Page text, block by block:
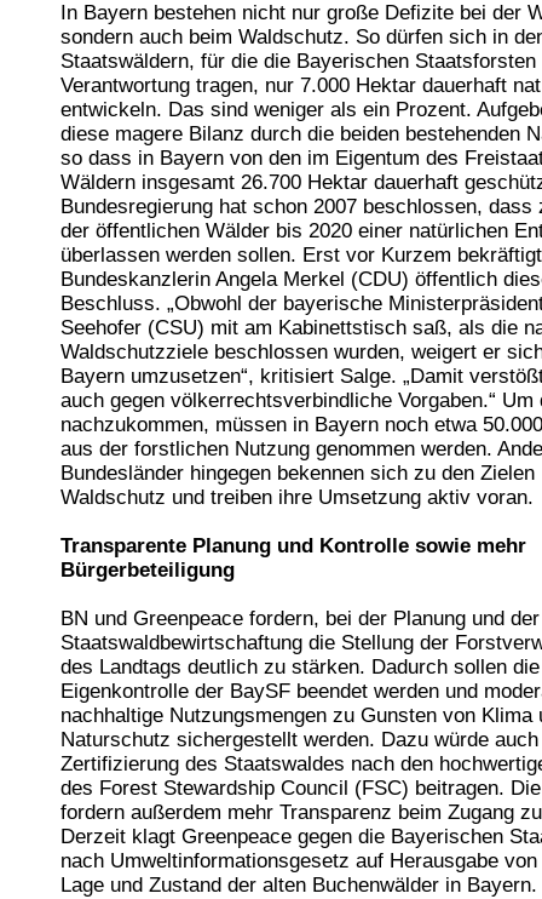
In Bayern bestehen nicht nur große Defizite bei der
sondern auch beim Waldschutz. So dürfen sich in
Staatswäldern, für die die Bayerischen
Verantwortung tragen, nur 7.000 Hektar dauerhaft
entwickeln. Das sind weniger als ein Prozent.
diese magere Bilanz durch die beiden bestehenden
so dass in Bayern von den im Eigentum des
Wäldern insgesamt 26.700 Hektar dauerhaft
Bundesregierung hat schon 2007 beschlossen, dass
der öffentlichen Wälder bis 2020 einer natürlichen
überlassen werden sollen. Erst vor Kurzem
Bundeskanzlerin Angela Merkel (CDU) öffentlich
Beschluss. „Obwohl der bayerische
Seehofer (CSU) mit am Kabinettstisch saß, als die
Waldschutzziele beschlossen wurden, weigert er
Bayern umzusetzen“, kritisiert Salge. „Damit
auch gegen völkerrechtsverbindliche Vorgaben.“ Um
nachzukommen, müssen in Bayern noch etwa
aus der forstlichen Nutzung genommen werden.
Bundesländer hingegen bekennen sich zu den Zielen
Waldschutz und treiben ihre Umsetzung aktiv voran.
Transparente Planung und Kontrolle sowie mehr
Bürgerbeteiligung
BN und Greenpeace fordern, bei der Planung und
Staatswaldbewirtschaftung die Stellung der
des Landtags deutlich zu stärken. Dadurch sollen die
Eigenkontrolle der BaySF beendet werden und
nachhaltige Nutzungsmengen zu Gunsten von Klima
Naturschutz sichergestellt werden. Dazu würde
Zertifizierung des Staatswaldes nach den
des Forest Stewardship Council (FSC) beitragen.
fordern außerdem mehr Transparenz beim Zugang
Derzeit klagt Greenpeace gegen die Bayerischen
nach Umweltinformationsgesetz auf Herausgabe
Lage und Zustand der alten Buchenwälder in Bayern.